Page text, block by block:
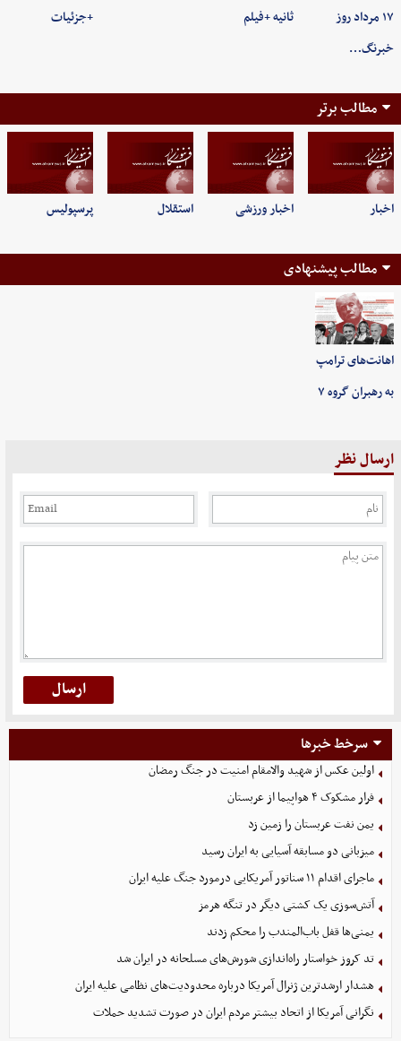
۱۷ مرداد روز
خبرنگ…
ثانیه +فیلم +جزئیات
مطالب برتر
اخبار اخبار ورزشی استقلال پرسپولیس
مطالب پیشنهادی
اهانت‌های ترامپ
به رهبران گروه ۷
ارسال نظر
سرخط خبرها
اولین عکس از شهید والامقام امنیت در جنگ رمضان
فرار مشکوک ۴ هواپیما از عربستان
یمن نفت عربستان را زمین زد
میزبانی دو مسابقه آسیایی به ایران رسید
ماجرای اقدام ۱۱ سناتور آمریکایی درمورد جنگ علیه ایران
آتش‌سوزی یک کشتی دیگر در تنگه هرمز
یمنی‌ها قفل باب‌المندب را محکم زدند
تد کروز خواستار راه‌اندازی شورش‌های مسلحانه در ایران شد
هشدار ارشدترین ژنرال آمریکا درباره محدودیت‌های نظامی علیه ایران
نگرانی آمریکا از اتحاد بیشتر مردم ایران در صورت تشدید حملات